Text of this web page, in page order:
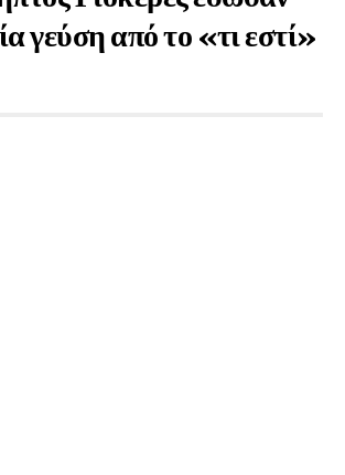
γεύση από το «τι εστί»